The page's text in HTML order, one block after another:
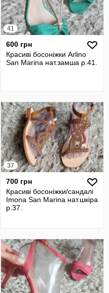
41
600 грн
Красиві босоніжки Arlino
San Marina нат.замша р.41.
37
700 грн
Красиві босоніжки/сандалі
Imona San Marina нат.шкіра
р.37.